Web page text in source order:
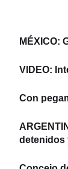
MÉXICO:
VIDEO:
Con
detenidos